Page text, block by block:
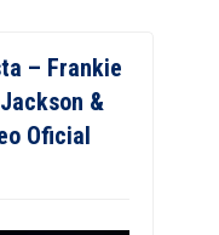
– Frankie
&
Oficial